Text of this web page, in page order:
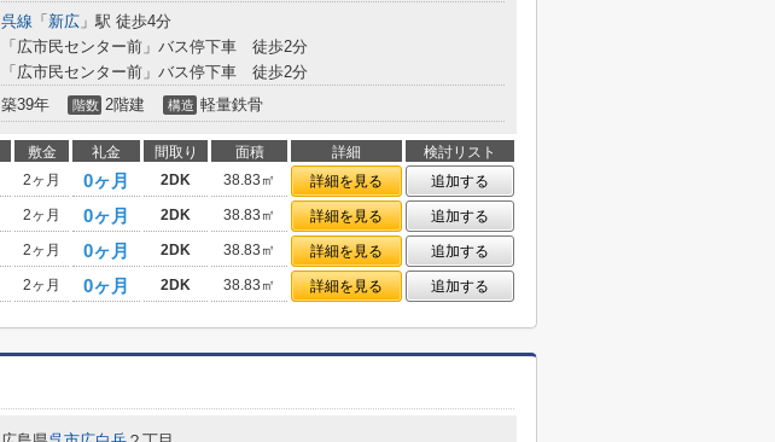
呉線 「 新広 」駅 徒歩4分
「広市民センター前」バス停下車 徒歩2分
「広市民センター前」バス停下車 徒歩2分
築39年 階数 2階建 構造 軽量鉄骨
敷金 礼金 間取り 面積 詳細
検討リスト
2ヶ月 0ヶ月 2DK 38.83㎡ 詳細を見る
追加する
2ヶ月 0ヶ月 2DK 38.83㎡ 詳細を見る
追加する
2ヶ月 0ヶ月 2DK 38.83㎡ 詳細を見る
追加する
2ヶ月 0ヶ月 2DK 38.83㎡ 詳細を見る 追加する